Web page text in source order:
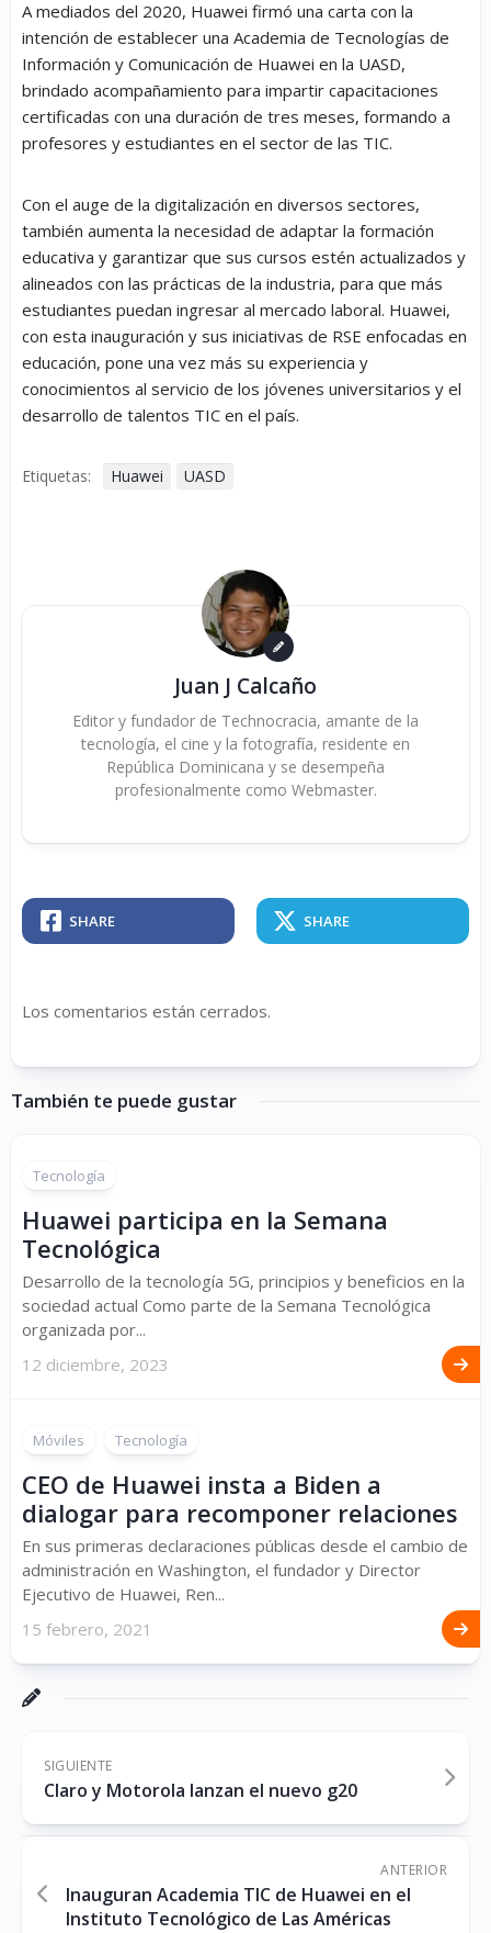
A mediados del 2020, Huawei firmó una carta con la
intención de establecer una Academia de Tecnologías de
Información y Comunicación de Huawei en la UASD,
brindado acompañamiento para impartir capacitaciones
certificadas con una duración de tres meses, formando a
profesores y estudiantes en el sector de las TIC.
Con el auge de la digitalización en diversos sectores,
también aumenta la necesidad de adaptar la formación
educativa y garantizar que sus cursos estén actualizados y
alineados con las prácticas de la industria, para que más
estudiantes puedan ingresar al mercado laboral. Huawei,
con esta inauguración y sus iniciativas de RSE enfocadas en
educación, pone una vez más su experiencia y
conocimientos al servicio de los jóvenes universitarios y el
desarrollo de talentos TIC en el país.
Etiquetas: Huawei UASD
Juan J Calcaño
Editor y fundador de Technocracia, amante de la
tecnología, el cine y la fotografía, residente en
República Dominicana y se desempeña
profesionalmente como Webmaster.
SHARE SHARE
Los comentarios están cerrados.
También te puede gustar
Tecnología
Huawei participa en la Semana
Tecnológica
Desarrollo de la tecnología 5G, principios y beneficios en la
sociedad actual Como parte de la Semana Tecnológica
organizada por...
12 diciembre, 2023
Móviles Tecnología
CEO de Huawei insta a Biden a
dialogar para recomponer relaciones
En sus primeras declaraciones públicas desde el cambio de
administración en Washington, el fundador y Director
Ejecutivo de Huawei, Ren...
15 febrero, 2021
SIGUIENTE
Claro y Motorola lanzan el nuevo g20
ANTERIOR
Inauguran Academia TIC de Huawei en el
Instituto Tecnológico de Las Américas